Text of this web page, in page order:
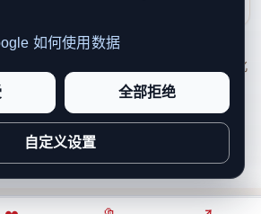
. All Rights Reserved. 本网站持续优化
用户权利说明，以提升品牌信任感和
规范日期归档隐私政策
如何使用数据
全部拒绝
自定义设置